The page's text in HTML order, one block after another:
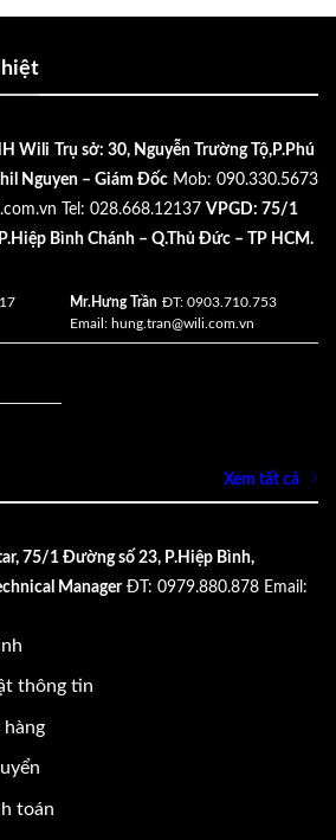
Wili
Trụ sở: 30, Nguyễn Trường Tộ,P.Phú
Nguyen – Giám Đốc Mob: 090.330.5673
Tel: 028.668.12137 VPGD: 75/1
Bình Chánh – Q.Thủ Đức – TP HCM.
Mr.Hưng Trần ĐT: 0903.710.753
Email: hung.tran@wili.com.vn
Xem tất cả
75/1 Đường số 23, P.Hiệp Bình,
Manager ĐT: 0979.880.878 Email:
thông tin
toán